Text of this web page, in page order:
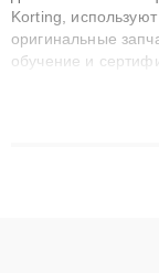
Korting,
оригинальные
обучение и
сохранением